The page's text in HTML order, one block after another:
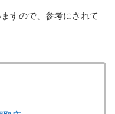
すので、参考にされて